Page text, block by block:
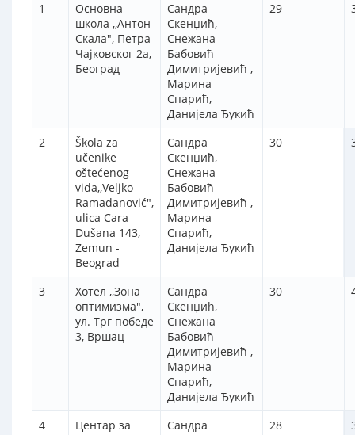
1
Основна
школа ,,Антон
Скала", Петра
Чајковског 2а,
Београд
Сандра
Скенџић,
Снежана
Бабовић
Димитријевић ,
Марина
Спарић,
Данијела Ђукић
29
2
Škola za
učenike
oštećenog
vida,,Veljko
Ramadanović",
ulica Cara
Dušana 143,
Zemun -
Beograd
Сандра
Скенџић,
Снежана
Бабовић
Димитријевић ,
Марина
Спарић,
Данијела Ђукић
30
3
Хотел ,,Зона
оптимизма",
ул. Трг победе
3, Вршац
Сандра
Скенџић,
Снежана
Бабовић
Димитријевић ,
Марина
Спарић,
Данијела Ђукић
30
4
Центар за
Сандра
28